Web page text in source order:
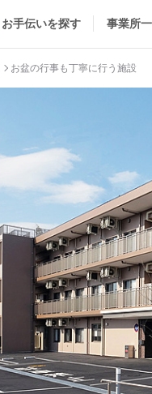
お手伝いを探す 事業所
お盆の行事も丁寧に行う施設